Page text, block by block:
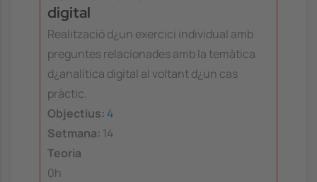
digital
Realització d¿un exercici individual amb
preguntes relacionades amb la temàtica
d¿analítica digital al voltant d¿un cas
pràctic.
Objectius: 4
Setmana: 14
Teoria
0h